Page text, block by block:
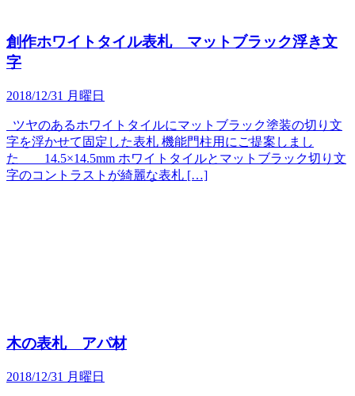
創作ホワイトタイル表札 マットブラック浮き文
字
2018/12/31 月曜日
ツヤのあるホワイトタイルにマットブラック塗装の切り文
字を浮かせて固定した表札 機能門柱用にご提案しまし
た 14.5×14.5mm ホワイトタイルとマットブラック切り文
字のコントラストが綺麗な表札 […]
木の表札 アパ材
2018/12/31 月曜日